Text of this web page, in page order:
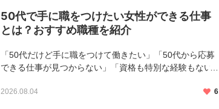
50代で手に職をつけたい女性ができる仕事
とは？おすすめ職種を紹介
「50代だけど手に職をつけて働きたい」「50代から応募
できる仕事が見つからない」「資格も特別な経験もない
いるでしょう。 50代になると、体力や年齢、仕事のブラ
2026.08.04 6